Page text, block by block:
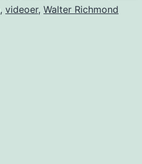
, videoer, Walter Richmond